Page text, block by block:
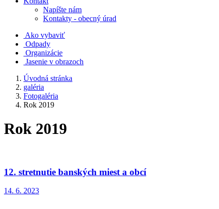
Napíšte nám
Kontakty - obecný úrad
Ako vybaviť
Odpady
Organizácie
Jasenie v obrazoch
Úvodná stránka
galéria
Fotogaléria
Rok 2019
Rok 2019
12. stretnutie banských miest a obcí
14. 6. 2023